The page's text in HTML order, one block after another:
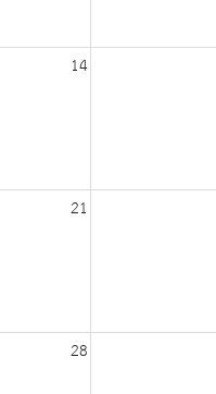
14
21
28